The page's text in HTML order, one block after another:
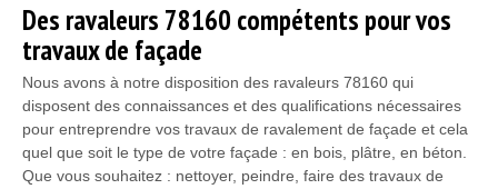
Des ravaleurs 78160 compétents pour vos
travaux de façade
Nous avons à notre disposition des ravaleurs 78160 qui
disposent des connaissances et des qualifications nécessaires
pour entreprendre vos travaux de ravalement de façade et cela
quel que soit le type de votre façade : en bois, plâtre, en béton.
Que vous souhaitez : nettoyer, peindre, faire des travaux de